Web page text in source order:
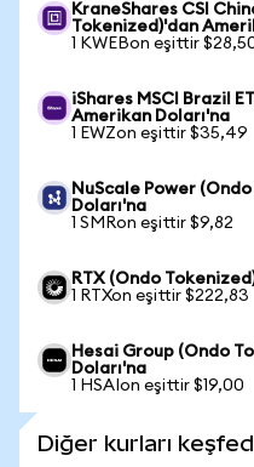
KraneShares CSI
Tokenized)'dan
1 KWEBon eşittir
iShares MSCI Brazil
Amerikan Doları'na
1 EWZon eşittir $35,49
NuScale Power
Doları'na
1 SMRon eşittir $9,82
RTX (Ondo
1 RTXon eşittir $222,83
Hesai Group (Ondo
Doları'na
1 HSAIon eşittir $19,00
Diğer kurları